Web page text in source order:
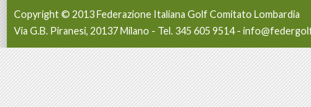
Copyright © 2013 Federazione Italiana Golf Comitato Lombardia
Via G.B. Piranesi, 20137 Milano - Tel. 345 605 9514 -